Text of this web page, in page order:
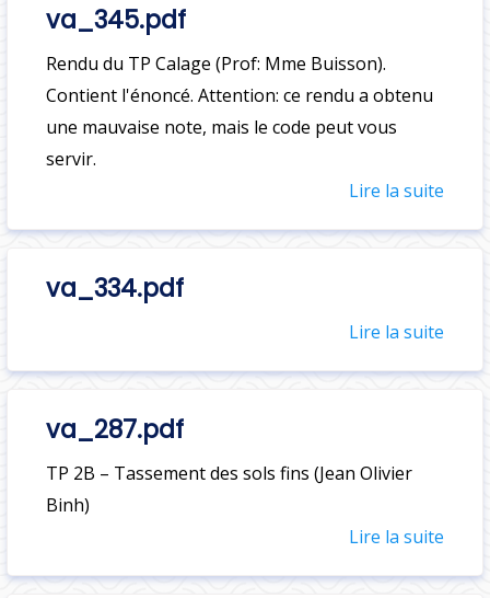
va_345.pdf
Rendu du TP Calage (Prof: Mme Buisson).
Contient l'énoncé. Attention: ce rendu a obtenu
une mauvaise note, mais le code peut vous
servir.
Lire la suite
va_334.pdf
Lire la suite
va_287.pdf
TP 2B – Tassement des sols fins (Jean Olivier
Binh)
Lire la suite